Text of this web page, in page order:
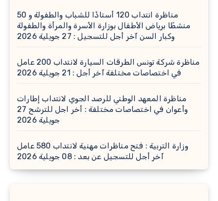
مناظرة انتداب 120 أستاذًا للشباب والطفولة و 50
منشطًا برياض الأطفال بوزارة الأسرة والمرأة والطفولة
وكبار السن آخر أجل للتسجيل : 27 جويلية 2026
مناظرة شركة تونس الطرقات السيارة لانتداب 200 عامل
في اختصاصات مختلفة آخر أجل : 21 جويلية 2026
مناظرة المعهد الوطني للرصد الجوي لانتداب إطارات
وأعوان في اختصاصات مختلفة : أخر اجل للترشح 27
جويلية 2026
وزارة التربية : فتح مناظرات مهنية لانتداب 580 عامل
آخر أجل للتسجيل عن بعد : 08 جويلية 2026